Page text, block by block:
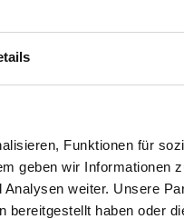
Funktionen für
geben wir Informationen
weiter. Unsere
haben oder
(Neuhof), Deutschland